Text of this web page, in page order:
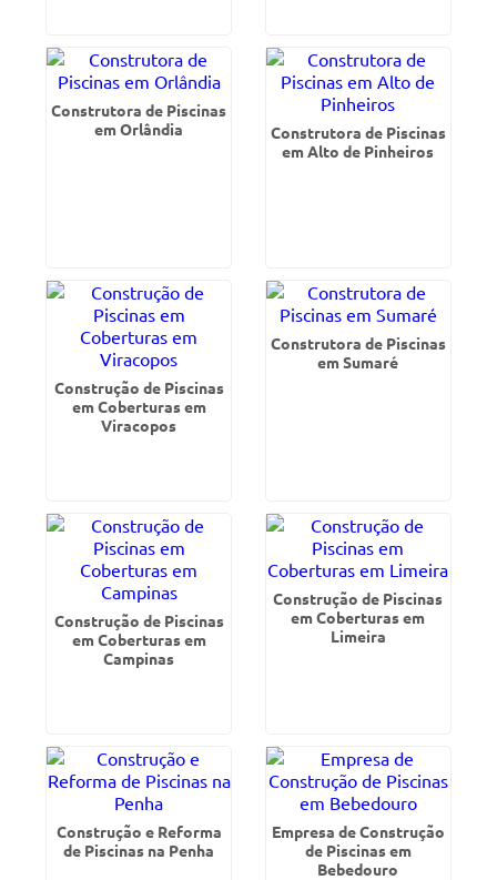
Construtora de Piscinas
em Orlândia
Construtora de Piscinas
em Alto de Pinheiros
Construção de Piscinas
em Coberturas em
Viracopos
Construtora de Piscinas
em Sumaré
Construção de Piscinas
em Coberturas em
Campinas
Construção de Piscinas
em Coberturas em
Limeira
Construção e Reforma
de Piscinas na Penha
Empresa de Construção
de Piscinas em
Bebedouro